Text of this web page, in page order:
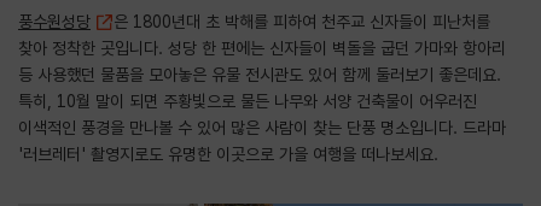
풍수원성당
은 1800년대 초 박해를 피하여 천주교 신자들이 피난처를
찾아 정착한 곳입니다. 성당 한 편에는 신자들이 벽돌을 굽던 가마와 항아리
등 사용했던 물품을 모아놓은 유물 전시관도 있어 함께 둘러보기 좋은데요.
특히, 10월 말이 되면 주황빛으로 물든 나무와 서양 건축물이 어우러진
이색적인 풍경을 만나볼 수 있어 많은 사람이 찾는 단풍 명소입니다. 드라마
'러브레터' 촬영지로도 유명한 이곳으로 가을 여행을 떠나보세요.